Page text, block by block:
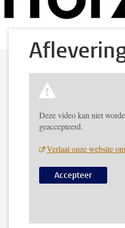
Deze video kan niet
geaccepteerd.
Verlaat onze website
Accepteer